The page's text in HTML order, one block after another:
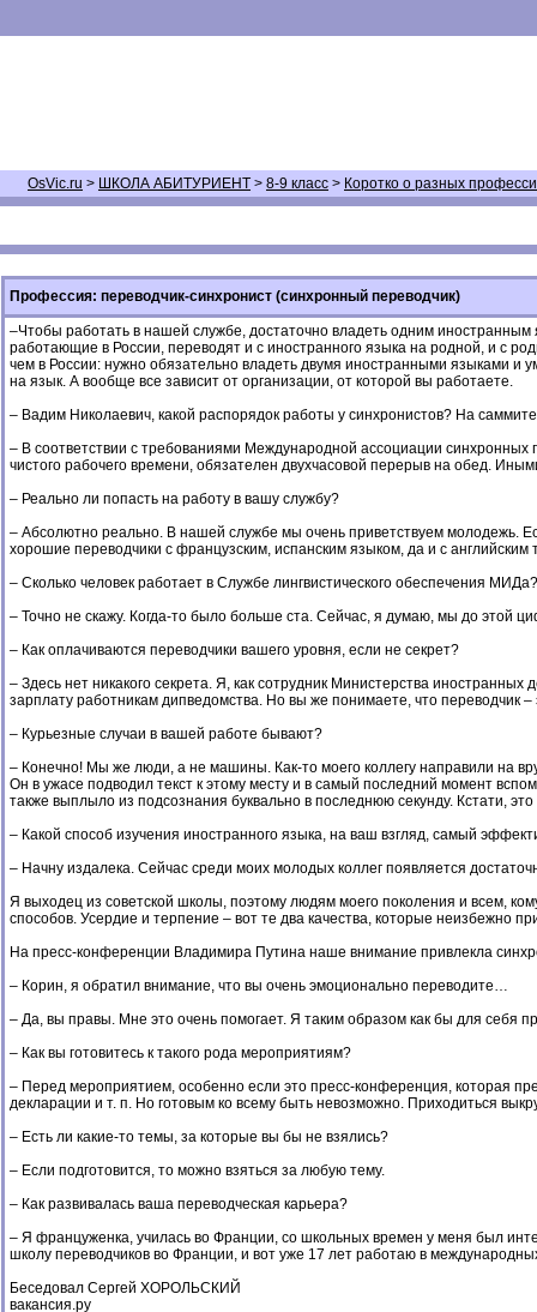
OsVic.ru > ШКОЛА АБИТУРИЕНТ > 8-9 класс > Коротко о разных
Профессия: переводчик-синхронист (синхронный переводчик)
–Чтобы работать в нашей службе, достаточно владеть одним
работающие в России, переводят и с иностранного языка на родной, и с
чем в России: нужно обязательно владеть двумя иностранными языками и
на язык. А вообще все зависит от организации, от которой вы работаете.
– Вадим Николаевич, какой распорядок работы у синхронистов? На
– В соответствии с требованиями Международной ассоциации синхронных
чистого рабочего времени, обязателен двухчасовой перерыв на обед.
– Реально ли попасть на работу в вашу службу?
– Абсолютно реально. В нашей службе мы очень приветствуем молодежь.
хорошие переводчики с французским, испанским языком, да и с
– Сколько человек работает в Службе лингвистического обеспечения МИДа?
– Точно не скажу. Когда-то было больше ста. Сейчас, я думаю, мы до этой
– Как оплачиваются переводчики вашего уровня, если не секрет?
– Здесь нет никакого секрета. Я, как сотрудник Министерства
зарплату работникам дипведомства. Но вы же понимаете, что переводчик
– Курьезные случаи в вашей работе бывают?
– Конечно! Мы же люди, а не машины. Как-то моего коллегу направили на
Он в ужасе подводил текст к этому месту и в самый последний момент
также выплыло из подсознания буквально в последнюю секунду. Кстати,
– Какой способ изучения иностранного языка, на ваш взгляд, самый
– Начну издалека. Сейчас среди моих молодых коллег появляется
Я выходец из советской школы, поэтому людям моего поколения и всем,
способов. Усердие и терпение – вот те два качества, которые неизбежно
На пресс-конференции Владимира Путина наше внимание привлекла
– Корин, я обратил внимание, что вы очень эмоционально переводите…
– Да, вы правы. Мне это очень помогает. Я таким образом как бы для себя
– Как вы готовитесь к такого рода мероприятиям?
– Перед мероприятием, особенно если это пресс-конференция, которая
декларации и т. п. Но готовым ко всему быть невозможно. Приходиться
– Есть ли какие-то темы, за которые вы бы не взялись?
– Если подготовится, то можно взяться за любую тему.
– Как развивалась ваша переводческая карьера?
– Я француженка, училась во Франции, со школьных времен у меня был
школу переводчиков во Франции, и вот уже 17 лет работаю в
Беседовал Сергей ХОРОЛЬСКИЙ
вакансия.ру